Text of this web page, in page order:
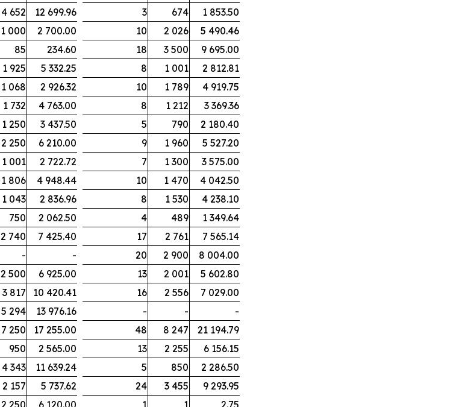
4 652 12 699.96 3 674
1 853.50
1 000 2 700.00 10 2 026
5 490.46
85 234.60 18 3 500
9 695.00
1 925 5 332.25 8 1 001
2 812.81
1 068 2 926.32 10 1 789
4 919.75
1 732 4 763.00 8 1 212
3 369.36
1 250 3 437.50 5 790
2 180.40
2 250 6 210.00 9 1 960
5 527.20
1 001 2 722.72 7 1 300
3 575.00
1 806 4 948.44 10 1 470
4 042.50
1 043 2 836.96 8 1 530
4 238.10
750 2 062.50 4 489
1 349.64
2 740 7 425.40 17 2 761
7 565.14
- - 20 2 900
8 004.00
2 500 6 925.00 13 2 001
5 602.80
3 817 10 420.41 16 2 556
7 029.00
5 294 13 976.16 - -
-
7 250 17 255.00 48 8 247
21 194.79
950 2 565.00 13 2 255
6 156.15
4 343 11 639.24 5 850
2 286.50
2 157 5 737.62 24 3 455
9 293.95
2 250 6 120.00 1 1 2.75